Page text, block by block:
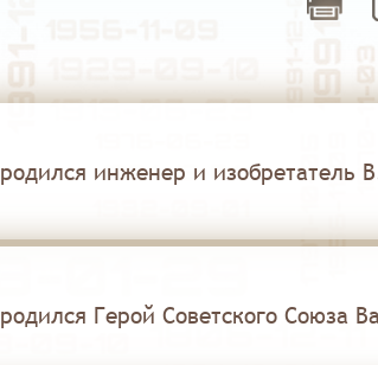
родился инженер и изобретатель
родился Герой Советского Союза